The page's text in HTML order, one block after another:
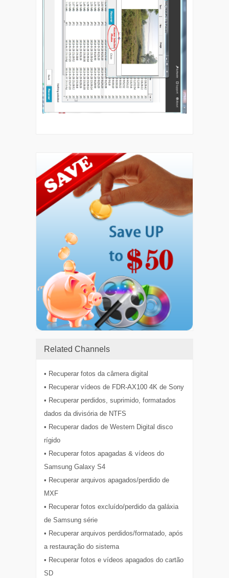
Related Channels
• Recuperar fotos da câmera digital
• Recuperar vídeos de FDR-AX100 4K de Sony
• Recuperar perdidos, suprimido, formatados
dados da divisória de NTFS
• Recuperar dados de Western Digital disco
rígido
• Recuperar fotos apagadas & vídeos do
Samsung Galaxy S4
• Recuperar arquivos apagados/perdido de
MXF
• Recuperar fotos excluído/perdido da galáxia
de Samsung série
• Recuperar arquivos perdidos/formatado, após
a restauração do sistema
• Recuperar fotos e vídeos apagados do cartão
SD